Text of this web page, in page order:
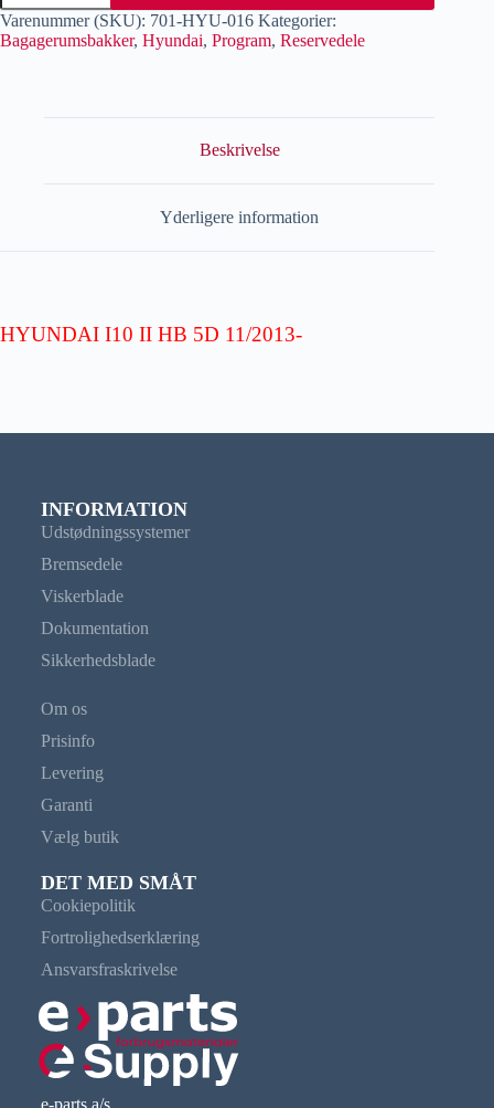
Varenummer (SKU): 701-HYU-016 Kategorier:
Bagagerumsbakker, Hyundai, Program, Reservedele
Beskrivelse
Yderligere information
HYUNDAI I10 II HB 5D 11/2013-
INFORMATION
Udstødningssystemer
Bremsedele
Viskerblade
Dokumentation
Sikkerhedsblade
Om os
Prisinfo
Levering
Garanti
Vælg butik
DET MED SMÅT
Cookiepolitik
Fortrolighedserklæring
Ansvarsfraskrivelse